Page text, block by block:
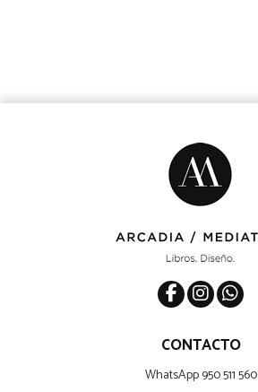
CONTACTO
WhatsApp 950 511 560